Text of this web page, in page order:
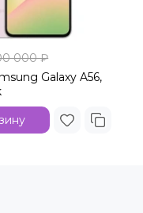
000 ₽
Galaxy A56,